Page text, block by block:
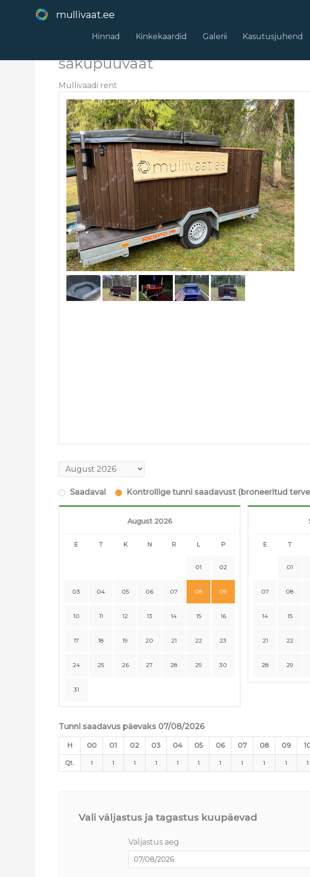
mullivaat.ee
Hinnad Kinkekaardid Galerii Kasutusjuhend
sakupuuvaat
Mullivaadi rent
Saadaval Kontrollige tunni saadavust (broneeritud
August 2026
E T K N R L P
01 02
03 04 05 06 07 08 09
10 11 12 13 14 15 16
17 18 19 20 21 22 23
24 25 26 27 28 29 30
31
E T
01
07 08
14 15
21 22
28 29
Tunni saadavus päevaks 07/08/2026
H 00 01 02 03 04 05 06 07 08 09
Qt. 1 1 1 1 1 1 1 1 1 1 1
Vali väljastus ja tagastus kuupäevad
Väljastus aeg